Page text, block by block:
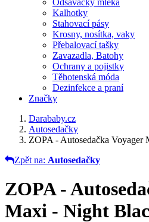
Kalhotky
Stahovací pásy
Krosny, nosítka, vaky
Přebalovací tašky
Zavazadla, Batohy
Ochrany a pojistky
Těhotenská móda
Dezinfekce a praní
Značky
Darababy.cz
Autosedačky
ZOPA - Autosedačka Voyager
Zpět na: Autosedačky
ZOPA -
Maxi - Night